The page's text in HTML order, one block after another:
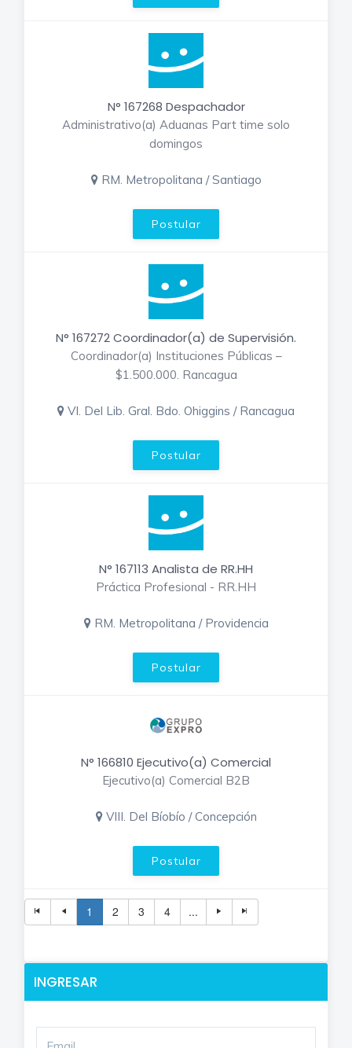
N° 167268 Despachador
Administrativo(a) Aduanas Part time solo
domingos
RM. Metropolitana / Santiago
Postular
N° 167272 Coordinador(a) de Supervisión.
Coordinador(a) Instituciones Públicas –
$1.500.000. Rancagua
VI. Del Lib. Gral. Bdo. Ohiggins / Rancagua
Postular
N° 167113 Analista de RR.HH
Práctica Profesional - RR.HH
RM. Metropolitana / Providencia
Postular
N° 166810 Ejecutivo(a) Comercial
Ejecutivo(a) Comercial B2B
VIII. Del Bíobío / Concepción
Postular
1 2 3 4 ...
INGRESAR